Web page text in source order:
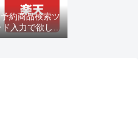
約商品検索ツ
入力で欲しい
ェック